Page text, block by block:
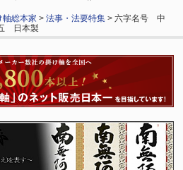
軸総本家 >法事・法要特集 > 六字名号 中
日本製